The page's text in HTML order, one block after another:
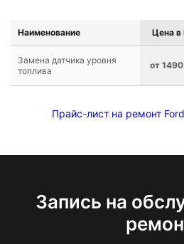
Наименование Цена в
Замена датчика уровня
топлива
от
Прайс-лист на ремонт
Запись на